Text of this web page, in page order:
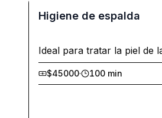
Higiene de espalda
Ideal para tratar la piel de
$45000· 100 min